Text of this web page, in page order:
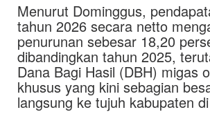
Menurut Dominggus,
tahun 2026 secara netto
penurunan sebesar 18,20
dibandingkan tahun 2025,
Dana Bagi Hasil (DBH) migas
khusus yang kini sebagian
langsung ke tujuh kabupaten